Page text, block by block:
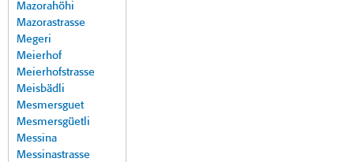
Mazorahöhi
Mazorastrasse
Megeri
Meierhof
Meierhofstrasse
Meisbädli
Mesmersguet
Mesmersgüetli
Messina
Messinastrasse